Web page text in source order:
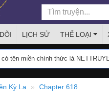
LỊCH SỬ THỂ LOẠI
tên miền chính thức là
Kỳ Lạ Chapter 618